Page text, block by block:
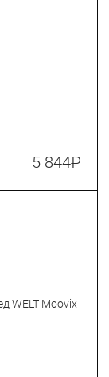
5 844₽